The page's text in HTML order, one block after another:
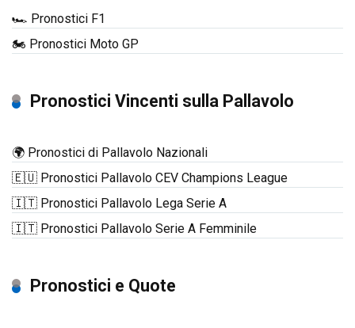
🏎️ Pronostici F1
🏍️ Pronostici Moto GP
Pronostici Vincenti sulla Pallavolo
🌍 Pronostici di Pallavolo Nazionali
🇪🇺 Pronostici Pallavolo CEV Champions League
🇮🇹 Pronostici Pallavolo Lega Serie A
🇮🇹 Pronostici Pallavolo Serie A Femminile
Pronostici e Quote